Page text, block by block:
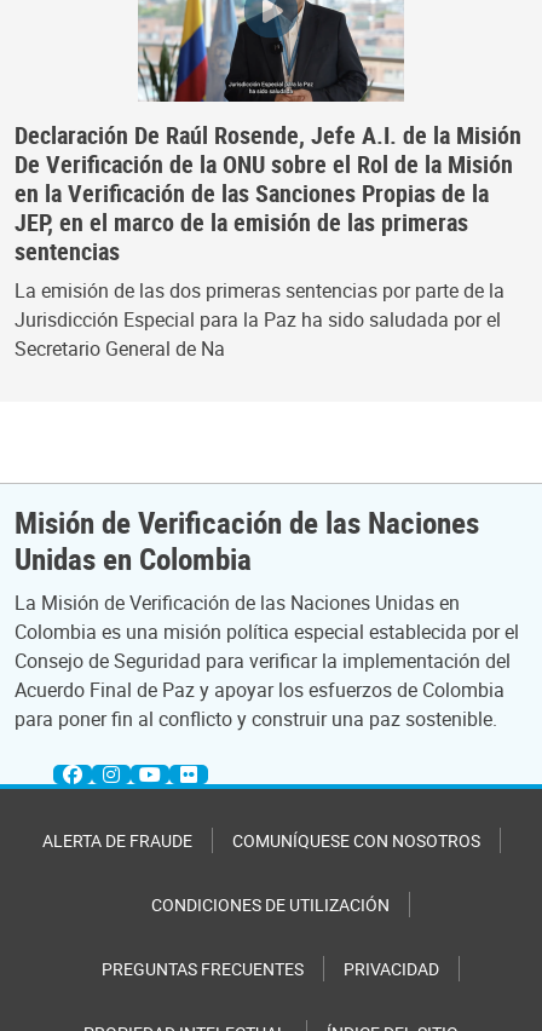
Declaración De Raúl Rosende, Jefe A.I. de la Misión
De Verificación de la ONU sobre el Rol de la Misión
en la Verificación de las Sanciones Propias de la
JEP, en el marco de la emisión de las primeras
sentencias
La emisión de las dos primeras sentencias por parte de la
Jurisdicción Especial para la Paz ha sido saludada por el
Secretario General de Na
Misión de Verificación de las Naciones
Unidas en Colombia
La Misión de Verificación de las Naciones Unidas en
Colombia es una misión política especial establecida por el
Consejo de Seguridad para verificar la implementación del
Acuerdo Final de Paz y apoyar los esfuerzos de Colombia
para poner fin al conflicto y construir una paz sostenible.
ALERTA DE FRAUDE COMUNÍQUESE CON NOSOTROS
CONDICIONES DE UTILIZACIÓN
PREGUNTAS FRECUENTES PRIVACIDAD